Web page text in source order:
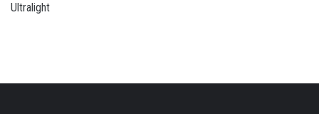
Ultralight